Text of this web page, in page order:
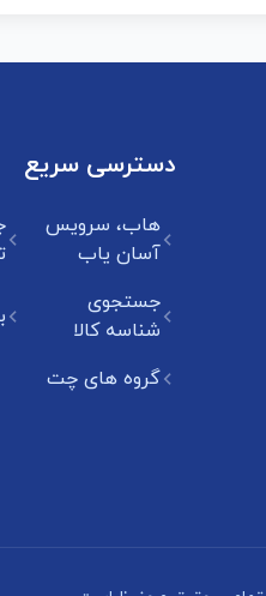
دسترسی سریع
هاب، سرویس
آسان یاب
جستجوی
شناسه کالا
گروه های چت